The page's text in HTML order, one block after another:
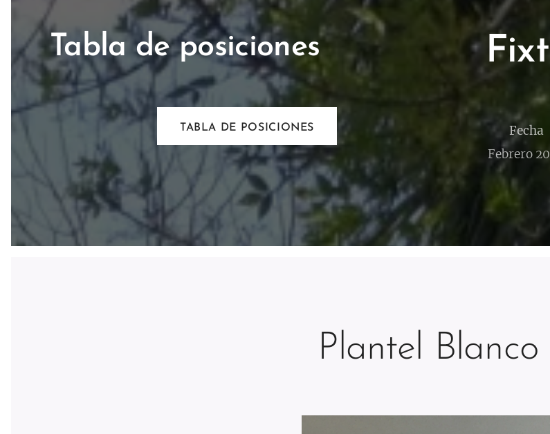
Tabla de posiciones
TABLA DE POSICIONES Fecha
Febrero
Plantel